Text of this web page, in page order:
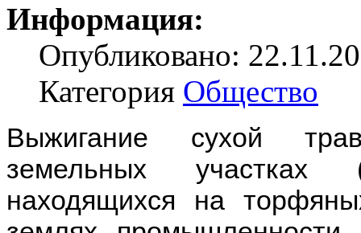
Информация:
Опубликовано:
Категория Общество
Выжигание сухой
земельных участках
находящихся на